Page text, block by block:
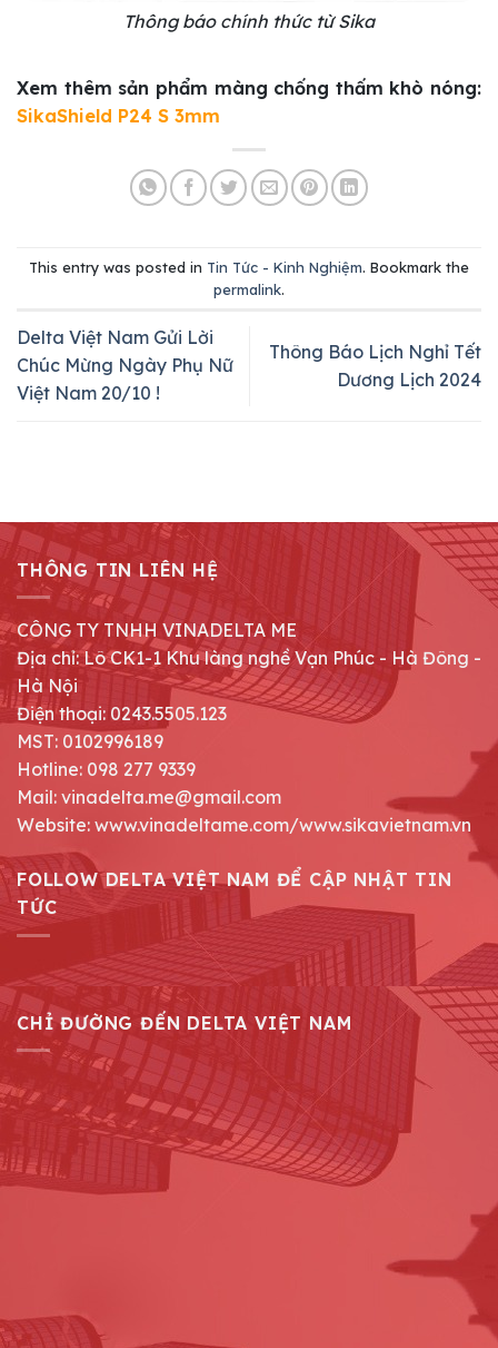
Thông báo chính thức từ Sika
Xem thêm sản phẩm màng chống thấm khò nóng:
SikaShield P24 S 3mm
This entry was posted in Tin Tức - Kinh Nghiệm. Bookmark the
permalink.
Delta Việt Nam Gửi Lời
Chúc Mừng Ngày Phụ Nữ
Việt Nam 20/10 !
Thông Báo Lịch Nghỉ Tết
Dương Lịch 2024
THÔNG TIN LIÊN HỆ
CÔNG TY TNHH VINADELTA ME
Địa chỉ: Lô CK1-1 Khu làng nghề Vạn Phúc - Hà Đông -
Hà Nội
Điện thoại: 0243.5505.123
MST: 0102996189
Hotline: 098 277 9339
Mail: vinadelta.me@gmail.com
Website: www.vinadeltame.com/www.sikavietnam.vn
FOLLOW DELTA VIỆT NAM ĐỂ CẬP NHẬT TIN
TỨC
CHỈ ĐƯỜNG ĐẾN DELTA VIỆT NAM